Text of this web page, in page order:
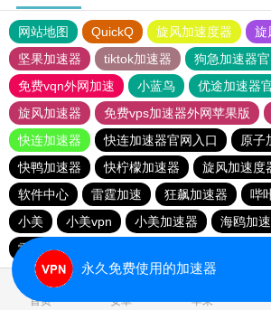
网站地图 QuickQ 旋风加速度器
旋
坚果加速器
tiktok加速器
狗急加速器
免费vqn外网加速
小蓝鸟 优途加速器
旋风加速器
免费vps加速器外网苹果版
快连加速器
快连加速器官网入口
原子
快鸭加速器
快柠檬加速器 旋风加速度
软件中心
雷霆加速 狂飙加速器 哔
小美
小美vpn 小美加速器
海鸥加
雷霆加速版ins
首页 安卓 苹果
永久免费使用的加速器